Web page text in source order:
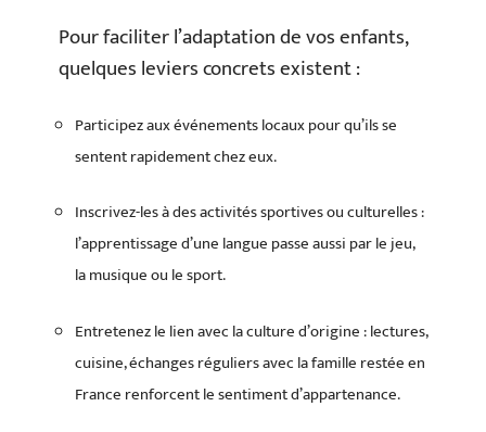
Pour faciliter l’adaptation de vos enfants,
quelques leviers concrets existent :
Participez aux événements locaux pour qu’ils se
sentent rapidement chez eux.
Inscrivez-les à des activités sportives ou culturelles :
l’apprentissage d’une langue passe aussi par le jeu,
la musique ou le sport.
Entretenez le lien avec la culture d’origine : lectures,
cuisine, échanges réguliers avec la famille restée en
France renforcent le sentiment d’appartenance.